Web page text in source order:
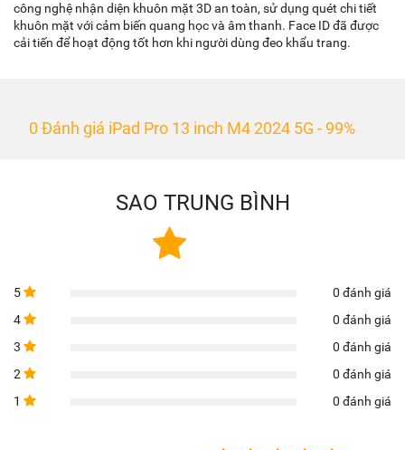
công nghệ nhận diện khuôn mặt 3D an toàn, sử dụng quét chi tiết
khuôn mặt với cảm biến quang học và âm thanh. Face ID đã được
cải tiến để hoạt động tốt hơn khi người dùng đeo khẩu trang.
0 Đánh giá iPad Pro 13 inch M4 2024 5G - 99%
SAO TRUNG BÌNH
5
0 đánh giá
4
0 đánh giá
3
0 đánh giá
2
0 đánh giá
1
0 đánh giá